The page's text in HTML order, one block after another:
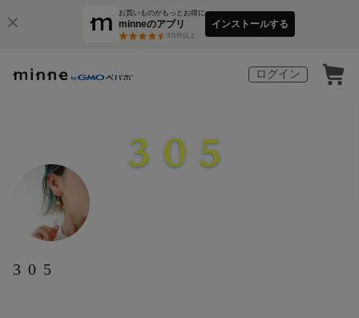
お買いものがもっとお得に
minneのアプリ
3万件以上
インストールする
ログイン
3 0 5